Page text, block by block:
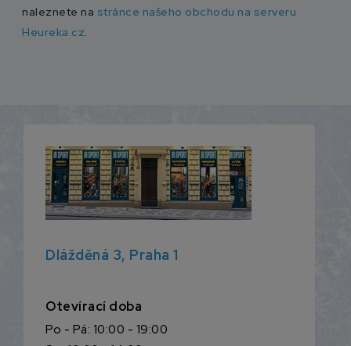
naleznete na stránce našeho obchodu na serveru
Heureka.cz.
Dlážděná 3, Praha 1
Otevírací doba
Po - Pá: 10:00 - 19:00